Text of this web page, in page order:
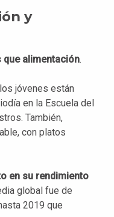
y
que alimentación.
jóvenes están
en la Escuela del
También,
con platos
en su rendimiento
global fue de
2019 que